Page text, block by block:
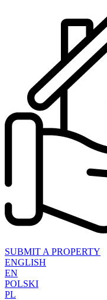
SUBMIT A PROPERTY
ENGLISH
EN
POLSKI
PL